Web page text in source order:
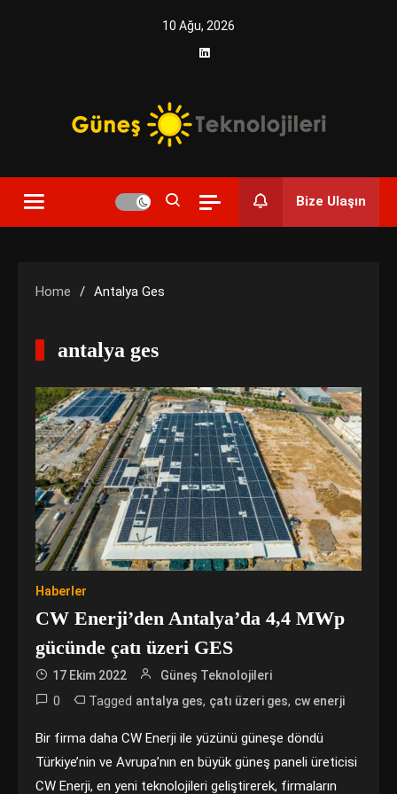
10 Ağu, 2026
Güneş Teknolojileri | Solar
Enerji Çözümleri ve
Bize Ulaşın
Home Antalya Ges
antalya ges
Haberler
CW Enerji’den Antalya’da 4,4 MWp
gücünde çatı üzeri GES
17 Ekim 2022 Güneş Teknolojileri
0 Tagged antalya ges, çatı üzeri ges, cw enerji
Bir firma daha CW Enerji ile yüzünü güneşe döndü
Türkiye’nin ve Avrupa’nın en büyük güneş paneli üreticisi
CW Enerji, en yeni teknolojileri geliştirerek, firmaların